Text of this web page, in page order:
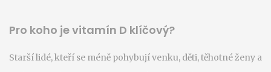
Pro koho je vitamín D klíčový?
Starší lidé, kteří se méně pohybují venku, děti, těhotné ženy a